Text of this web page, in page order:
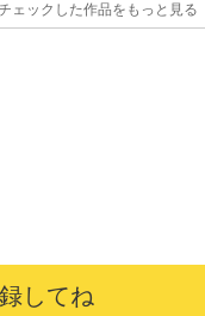
ェックした作品をもっと見る
してね